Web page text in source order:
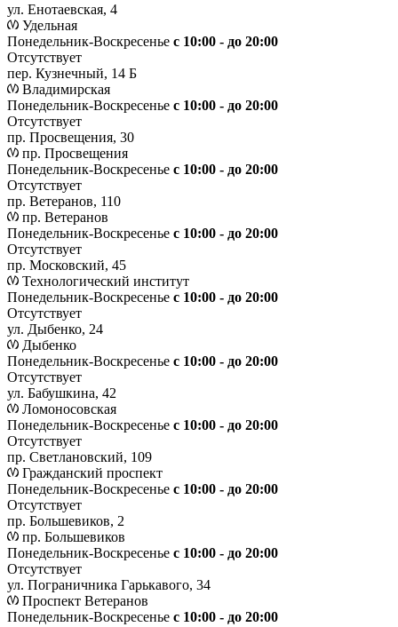
ул. Енотаевская, 4
Удельная
Понедельник-Воскресенье с 10:00 - до 20:00
Отсутствует
пер. Кузнечный, 14 Б
Владимирская
Понедельник-Воскресенье с 10:00 - до 20:00
Отсутствует
пр. Просвещения, 30
пр. Просвещения
Понедельник-Воскресенье c 10:00 - до 20:00
Отсутствует
пр. Ветеранов, 110
пр. Ветеранов
Понедельник-Воскресенье с 10:00 - до 20:00
Отсутствует
пр. Московский, 45
Технологический институт
Понедельник-Воскресенье с 10:00 - до 20:00
Отсутствует
ул. Дыбенко, 24
Дыбенко
Понедельник-Воскресенье с 10:00 - до 20:00
Отсутствует
ул. Бабушкина, 42
Ломоносовская
Понедельник-Воскресенье с 10:00 - до 20:00
Отсутствует
пр. Светлановский, 109
Гражданский проспект
Понедельник-Воскресенье с 10:00 - до 20:00
Отсутствует
пр. Большевиков, 2
пр. Большевиков
Понедельник-Воскресенье с 10:00 - до 20:00
Отсутствует
ул. Пограничника Гарькавого, 34
Проспект Ветеранов
Понедельник-Воскресенье с 10:00 - до 20:00